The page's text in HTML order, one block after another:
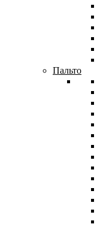
Пальто